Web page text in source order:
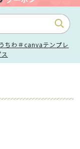
ちわ ＃canvaテンプレ